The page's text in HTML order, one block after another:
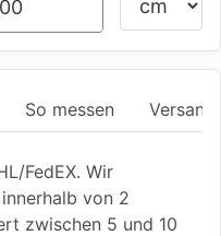
So messen
FedEX. Wir
von 2
zwischen 5 und 10